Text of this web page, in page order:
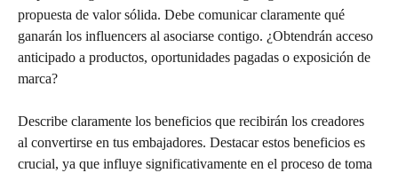
propuesta de valor sólida. Debe comunicar claramente qué
ganarán los influencers al asociarse contigo. ¿Obtendrán acceso
anticipado a productos, oportunidades pagadas o exposición de
marca?
Describe claramente los beneficios que recibirán los creadores
al convertirse en tus embajadores. Destacar estos beneficios es
crucial, ya que influye significativamente en el proceso de toma